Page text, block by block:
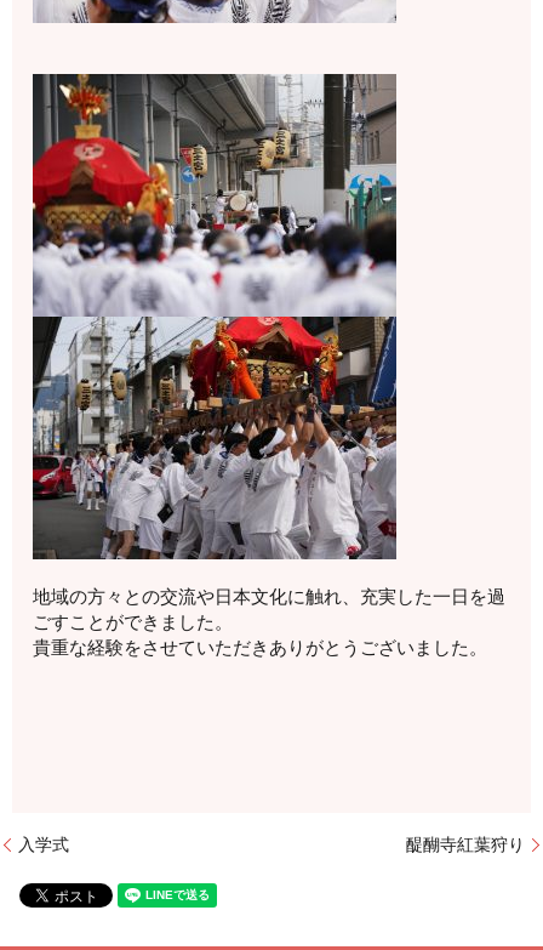
地域の方々との交流や日本文化に触れ、充実した一日を過
ごすことができました。
貴重な経験をさせていただきありがとうございました。
入学式 醍醐寺紅葉狩り